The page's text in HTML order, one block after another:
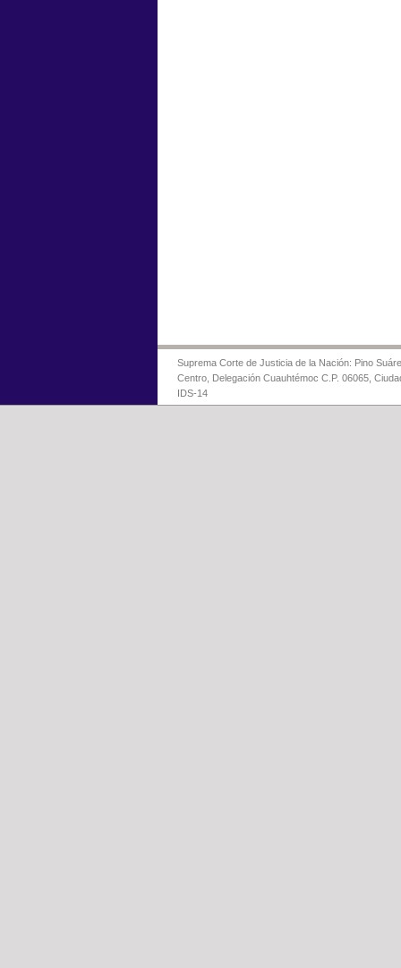
Suprema Corte de Justicia de la Nación: Pino
Centro, Delegación Cuauhtémoc C.P. 06065,
IDS-14